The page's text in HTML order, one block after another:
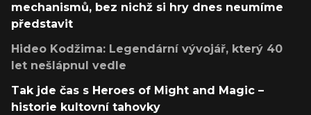
mechanismů, bez nichž si hry dnes neumíme
představit
Hideo Kodžima: Legendární vývojář, který 40
let nešlápnul vedle
Tak jde čas s Heroes of Might and Magic –
historie kultovní tahovky